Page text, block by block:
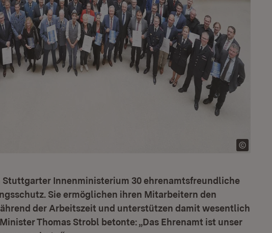
Innenministerium 30 ehrenamtsfreundliche
Sie ermöglichen ihren Mitarbeitern den
der Arbeitszeit und unterstützen damit wesentlich
Thomas Strobl betonte: „Das Ehrenamt ist unser